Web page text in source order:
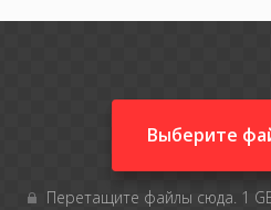
Выберите
Перетащите файлы сюда. 1